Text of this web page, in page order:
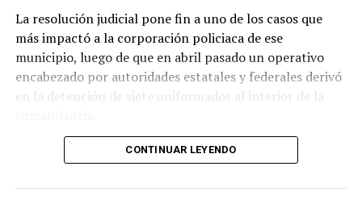
levantamiento de indicios por parte de las autoridades.
Posteriormente, el tránsito fue restablecido de manera
normal.
La resolución judicial pone fin a uno de los casos que
más impactó a la corporación policiaca de ese
municipio, luego de que en abril pasado un operativo
encabezado por autoridades estatales y federales derivó
en la detención de siete uniformados al interior de la
La intervención se realizó el 10 de abril mediante un
elementos de la Secretaría de Marina (Semar) y de la
CONTINUAR LEYENDO